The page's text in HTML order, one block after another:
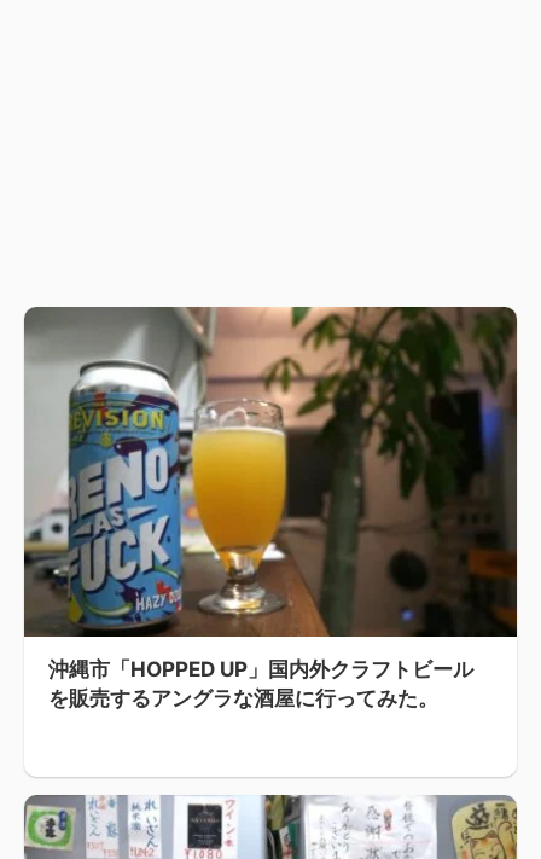
沖縄市「HOPPED UP」国内外クラフトビール
を販売するアングラな酒屋に行ってみた。